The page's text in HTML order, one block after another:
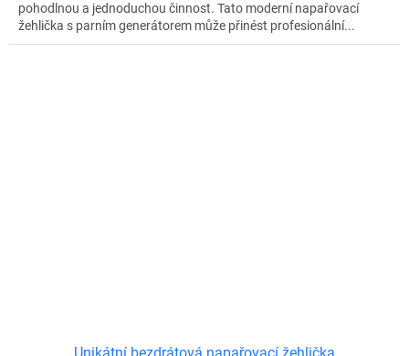
pohodlnou a jednoduchou činnost. Tato moderní napařovací
žehlička s parním generátorem může přinést profesionální...